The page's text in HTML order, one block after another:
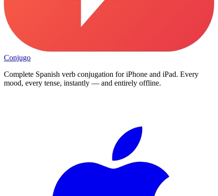
Conjugo
Complete Spanish verb conjugation for iPhone and iPad. Every
mood, every tense, instantly — and entirely offline.